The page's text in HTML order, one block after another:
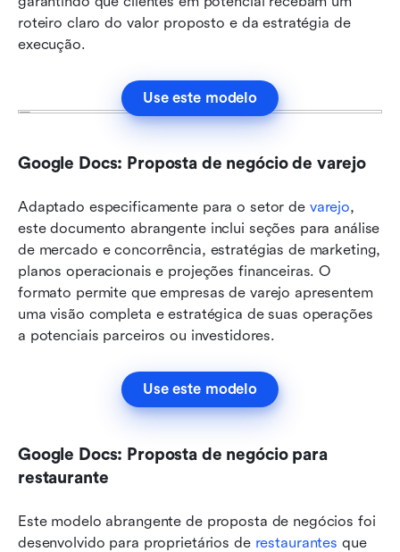
roteiro claro do valor proposto e da estratégia de
execução.
Use este modelo
Google Docs: Proposta de negócio de varejo
Adaptado especificamente para o setor de varejo,
este documento abrangente inclui seções para análise
de mercado e concorrência, estratégias de marketing,
planos operacionais e projeções financeiras. O
formato permite que empresas de varejo apresentem
uma visão completa e estratégica de suas operações
a potenciais parceiros ou investidores.
Use este modelo
Google Docs: Proposta de negócio para
restaurante
Este modelo abrangente de proposta de negócios foi
desenvolvido para proprietários de restaurantes que